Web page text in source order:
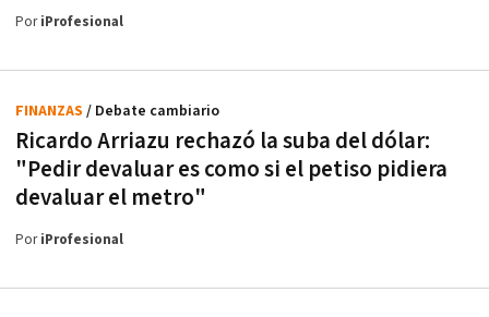
PoriProfesional
Ricardo Arriazu rechazó la suba del dólar:
"Pedir devaluar es como si el petiso pidiera
devaluar el metro"
FINANZAS / Debate cambiario
PoriProfesional